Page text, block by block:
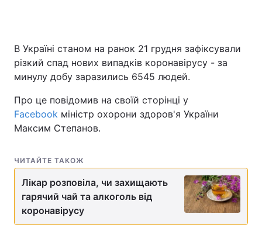
В Україні станом на ранок 21 грудня зафіксували
різкий спад нових випадків коронавірусу - за
минулу добу заразились 6545 людей.
Про це повідомив на своїй сторінці у
Facebook міністр охорони здоров'я України
Максим Степанов.
ЧИТАЙТЕ ТАКОЖ
Лікар розповіла, чи захищають
гарячий чай та алкоголь від
коронавірусу